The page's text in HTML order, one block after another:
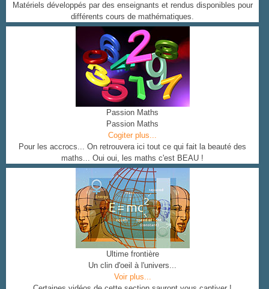
Matériels développés par des enseignants et rendus disponibles pour
différents cours de mathématiques.
Passion Maths
Passion Maths
Cogiter plus...
Pour les accrocs... On retrouvera ici tout ce qui fait la beauté des
maths... Oui oui, les maths c'est BEAU !
Ultime frontière
Un clin d'oeil à l'univers...
Voir plus...